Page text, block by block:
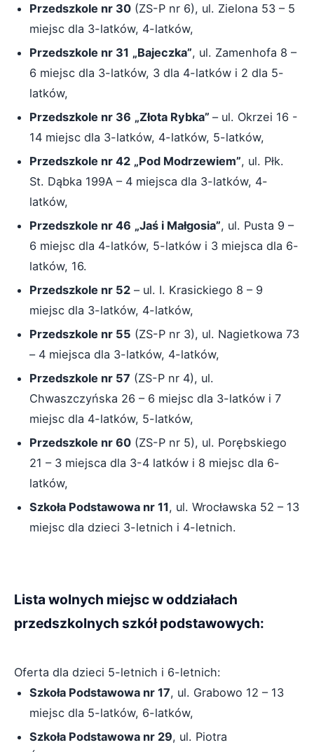
Przedszkole nr 30 (ZS-P nr 6), ul. Zielona 53 – 5
miejsc dla 3-latków, 4-latków,
Przedszkole nr 31 „Bajeczka”, ul. Zamenhofa 8 –
6 miejsc dla 3-latków, 3 dla 4-latków i 2 dla 5-
latków,
Przedszkole nr 36 „Złota Rybka” – ul. Okrzei 16 -
14 miejsc dla 3-latków, 4-latków, 5-latków,
Przedszkole nr 42 „Pod Modrzewiem”, ul. Płk.
St. Dąbka 199A – 4 miejsca dla 3-latków, 4-
latków,
Przedszkole nr 46 „Jaś i Małgosia”, ul. Pusta 9 –
6 miejsc dla 4-latków, 5-latków i 3 miejsca dla 6-
latków, 16.
Przedszkole nr 52 – ul. I. Krasickiego 8 – 9
miejsc dla 3-latków, 4-latków,
Przedszkole nr 55 (ZS-P nr 3), ul. Nagietkowa 73
– 4 miejsca dla 3-latków, 4-latków,
Przedszkole nr 57 (ZS-P nr 4), ul.
Chwaszczyńska 26 – 6 miejsc dla 3-latków i 7
miejsc dla 4-latków, 5-latków,
Przedszkole nr 60 (ZS-P nr 5), ul. Porębskiego
21 – 3 miejsca dla 3-4 latków i 8 miejsc dla 6-
latków,
Szkoła Podstawowa nr 11, ul. Wrocławska 52 – 13
miejsc dla dzieci 3-letnich i 4-letnich.
Lista wolnych miejsc w oddziałach
przedszkolnych szkół podstawowych:
Oferta dla dzieci 5-letnich i 6-letnich:
Szkoła Podstawowa nr 17, ul. Grabowo 12 – 13
miejsc dla 5-latków, 6-latków,
Szkoła Podstawowa nr 29, ul. Piotra